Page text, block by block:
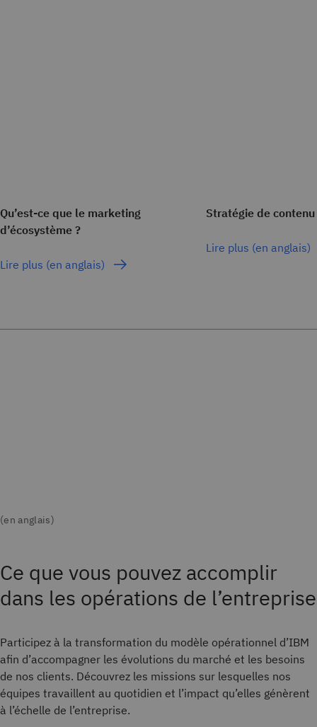
Qu’est-ce que le marketing
d’écosystème ?
Lire plus (en anglais)
Stratégie de
Lire plus (en anglais)
Ce que vous pouvez accomplir
dans les opérations de l’entreprise
Participez à la transformation du modèle opérationnel d’IBM
afin d’accompagner les évolutions du marché et les besoins
de nos clients. Découvrez les missions sur lesquelles nos
équipes travaillent au quotidien et l’impact qu’elles génèrent
à l’échelle de l’entreprise.